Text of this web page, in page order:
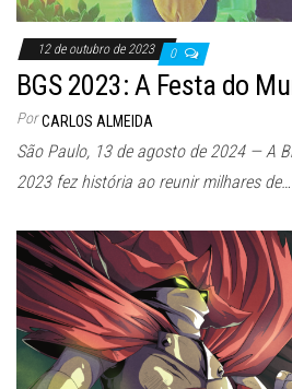
12 de outubro de 2023 0
BGS 2023: A Festa do
Por CARLOS ALMEIDA
São Paulo, 13 de agosto de 2024 — A
2023 fez história ao reunir milhares de…